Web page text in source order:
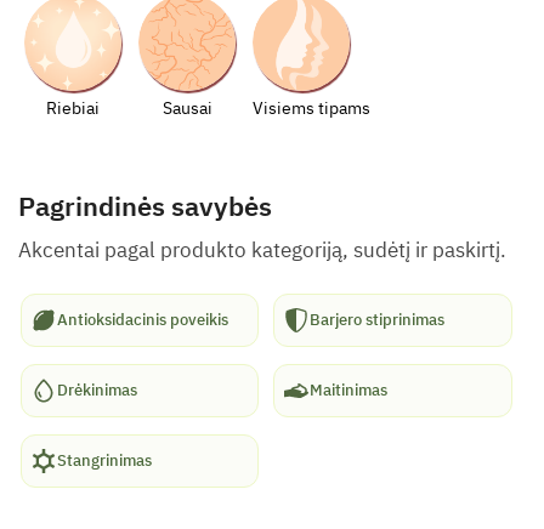
Riebiai Sausai Visiems tipams
Pagrindinės savybės
Akcentai pagal produkto kategoriją, sudėtį ir paskirtį.
Antioksidacinis poveikis Barjero stiprinimas
Drėkinimas Maitinimas
Stangrinimas